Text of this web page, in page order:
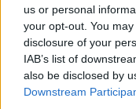
us or personal
your opt-out. You
disclosure of your
IAB’s list of
also be disclosed by
Downstream
Eurovision 2016:
νίκη της
17:05 @15-05-2016